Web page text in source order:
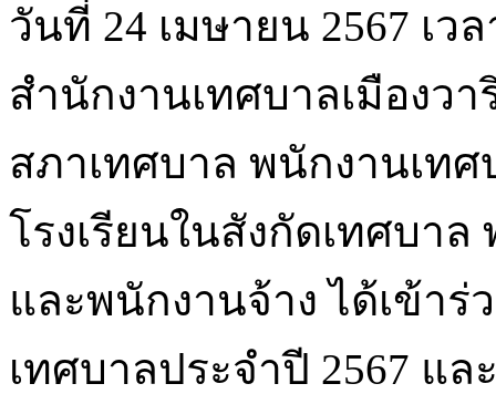
วันที่ 24 เมษายน 2567 เ
สำนักงานเทศบาลเมืองว
สภาเทศบาล พนักงานเท
โรงเรียนในสังกัดเทศบา
และพนักงานจ้าง ได้เข้าร่
เทศบาลประจำปี 2567 แ